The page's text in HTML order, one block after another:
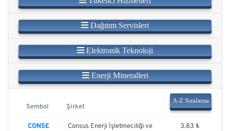
Dağıtım Servisleri
Elektronik Teknoloji
Enerji Mineralleri
A-Z Sıralama
Sembol Şirket Fiyat
CONSE
Consus Enerji İşletmeciliği ve
3.83 ₺